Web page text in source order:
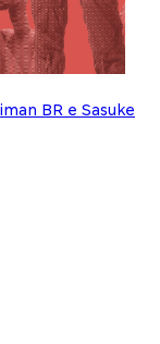
BR e Sasuke